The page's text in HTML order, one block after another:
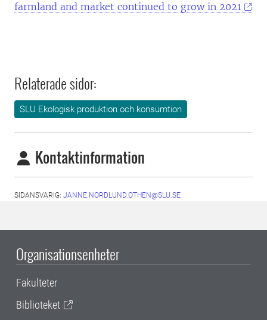
farmland and market continued to grow in 2021
Relaterade sidor:
SLU Ekologisk produktion och konsumtion
Kontaktinformation
SIDANSVARIG: JANNE.NORDLUND.OTHEN@SLU.SE
Organisationsenheter
Fakulteter
Biblioteket